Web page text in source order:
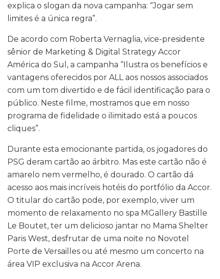
explica o slogan da nova campanha: “Jogar sem
limites é a única regra”.
De acordo com Roberta Vernaglia, vice-presidente
sênior de Marketing & Digital Strategy Accor
América do Sul, a campanha “Ilustra os benefícios e
vantagens oferecidos por ALL aos nossos associados
com um tom divertido e de fácil identificação para o
público. Neste filme, mostramos que em nosso
programa de fidelidade o ilimitado está a poucos
cliques”.
Durante esta emocionante partida, os jogadores do
PSG deram cartão ao árbitro. Mas este cartão não é
amarelo nem vermelho, é dourado. O cartão dá
acesso aos mais incríveis hotéis do portfólio da Accor.
O titular do cartão pode, por exemplo, viver um
momento de relaxamento no spa MGallery Bastille
Le Boutet, ter um delicioso jantar no Mama Shelter
Paris West, desfrutar de uma noite no Novotel
Porte de Versailles ou até mesmo um concerto na
área VIP exclusiva na Accor Arena.